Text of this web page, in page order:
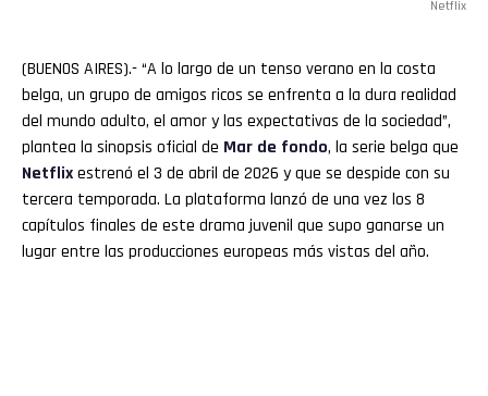
Netflix
(BUENOS AIRES).- “A lo largo de un tenso verano en la costa
belga, un grupo de amigos ricos se enfrenta a la dura realidad
del mundo adulto, el amor y las expectativas de la sociedad”,
plantea la sinopsis oficial de Mar de fondo, la serie belga que
Netflixestrenó el 3 de abril de 2026 y que se despide con su
tercera temporada. La plataforma lanzó de una vez los 8
capítulos finales de este drama juvenil que supo ganarse un
lugar entre las producciones europeas más vistas del año.
Whatsapp
Email